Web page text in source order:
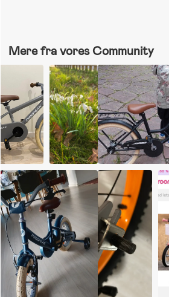
Mere fra vores Community